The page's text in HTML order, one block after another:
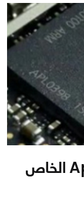
ما هى سرعة معالج Apple A6 الخاص